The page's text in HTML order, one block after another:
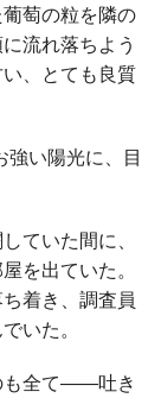
萄の粒を隣の
流れ落ちよう
、とても良質
強い陽光に、目
ていた間に、
を出ていた。
着き、調査員
いた。
も全て――吐き